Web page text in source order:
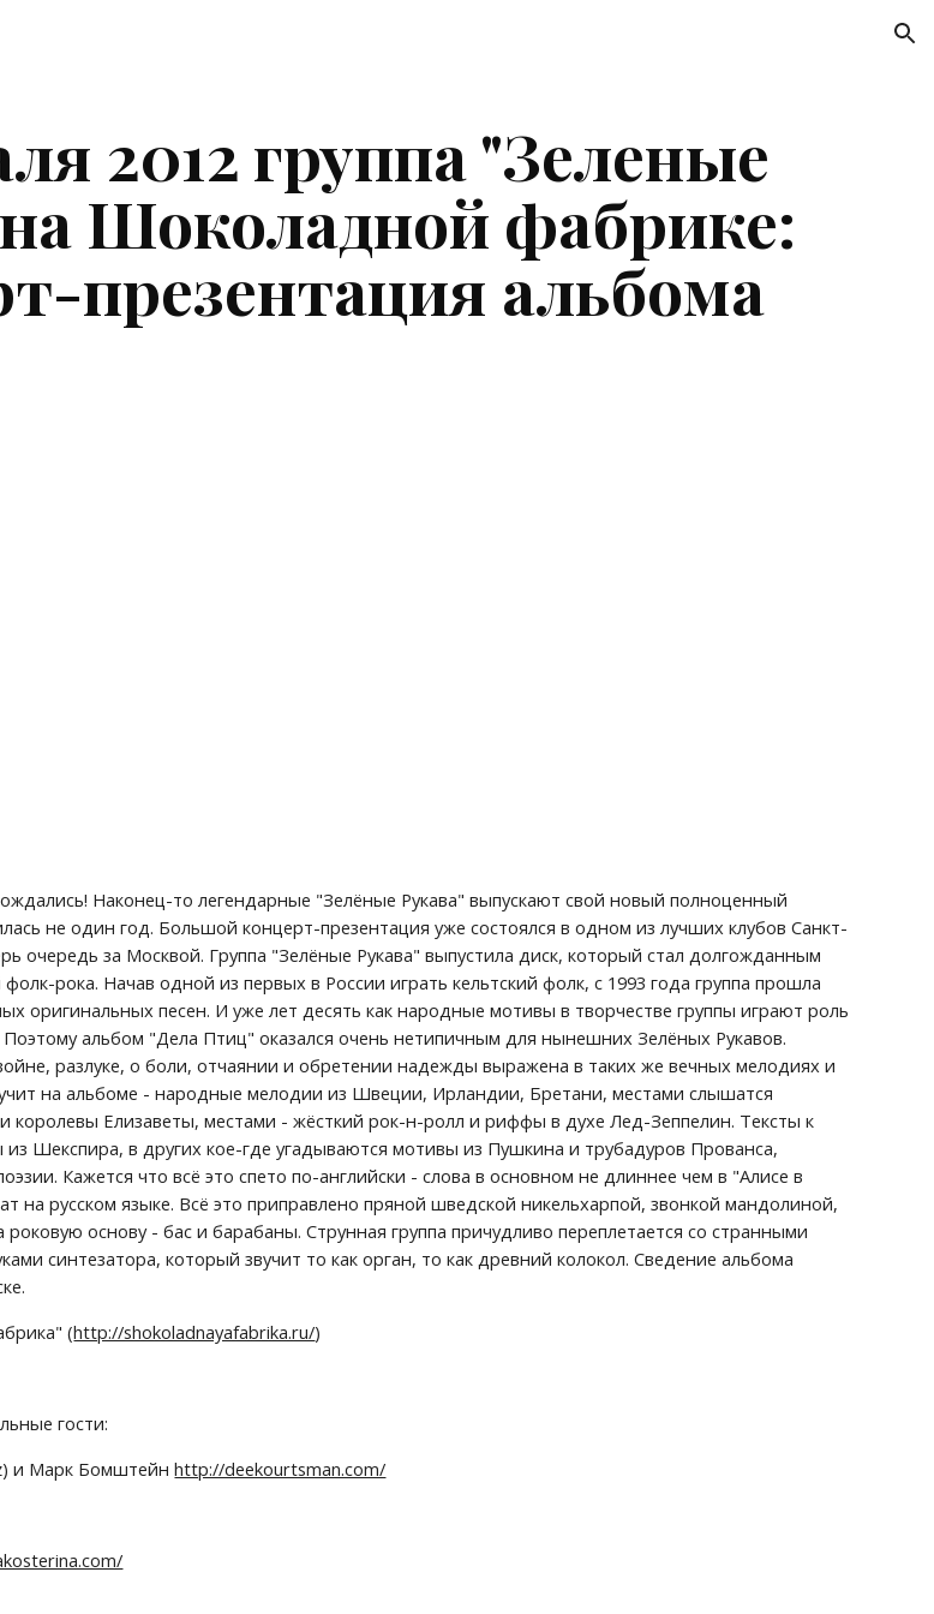
2012 группа "Зеленые
Шоколадной фабрике:
презентация альбома
Наконец-то легендарные "Зелёные Рукава" выпускают свой новый полноценный
не один год. Большой концерт-презентация уже состоялся в одном из лучших клубов Санкт-
очередь за Москвой. Группа "Зелёные Рукава" выпустила диск, который стал долгожданным
рока. Начав одной из первых в России играть кельтский фолк, с 1993 года группа прошла
оригинальных песен. И уже лет десять как народные мотивы в творчестве группы играют роль
Поэтому альбом "Дела Птиц" оказался очень нетипичным для нынешних Зелёных Рукавов.
разлуке, о боли, отчаянии и обретении надежды выражена в таких же вечных мелодиях и
на альбоме - народные мелодии из Швеции, Ирландии, Бретани, местами слышатся
королевы Елизаветы, местами - жёсткий рок-н-ролл и риффы в духе Лед-Зеппелин. Тексты к
Шекспира, в других кое-где угадываются мотивы из Пушкина и трубадуров Прованса,
Кажется что всё это спето по-английски - слова в основном не длиннее чем в "Алисе в
на русском языке. Всё это приправлено пряной шведской никельхарпой, звонкой мандолиной,
основу - бас и барабаны. Струнная группа причудливо переплетается со странными
синтезатора, который звучит то как орган, то как древний колокол. Сведение альбома
(http://shokoladnayafabrika.ru/)
гости:
и Марк Бомштейн http://deekourtsman.com/